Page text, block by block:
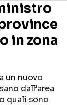
in zona
un nuovo
dall’area
quali sono